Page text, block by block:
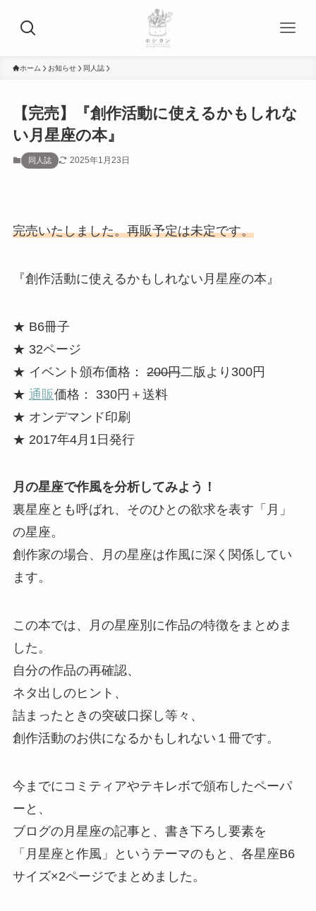
ホーム お知らせ 同人誌
【完売】『創作活動に使えるかもしれな
い月星座の本』
同人誌 2025年1月23日
完売いたしました。再販予定は未定です。
『創作活動に使えるかもしれない月星座の本』
★ B6冊子
★ 32ページ
★ イベント頒布価格： 200円二版より300円
★ 通販価格： 330円＋送料
★ オンデマンド印刷
★ 2017年4月1日発行
月の星座で作風を分析してみよう！
裏星座とも呼ばれ、そのひとの欲求を表す「月」
の星座。
創作家の場合、月の星座は作風に深く関係してい
ます。
この本では、月の星座別に作品の特徴をまとめま
した。
自分の作品の再確認、
ネタ出しのヒント、
詰まったときの突破口探し等々、
創作活動のお供になるかもしれない１冊です。
今までにコミティアやテキレボで頒布したペーパ
ーと、
ブログの月星座の記事と、書き下ろし要素を
「月星座と作風」というテーマのもと、各星座B6
サイズ×2ページでまとめました。